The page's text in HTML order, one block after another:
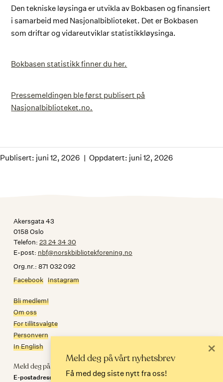
Den tekniske løysinga er utvikla av Bokbasen og finansiert
i samarbeid med Nasjonalbiblioteket. Det er Bokbasen
som driftar og vidareutviklar statistikkløysinga.
Bokbasen statistikk finner du her.
Pressemeldingen ble først publisert på
Nasjonalbiblioteket.no.
Publisert: juni 12, 2026 Oppdatert: juni 12, 2026
Akersgata 43
0158 Oslo
Telefon: 23 24 34 30
E-post: nbf@norskbibliotekforening.no
Org.nr.: 871 032 092
Facebook Instagram
Bli medlem!
Om oss
For tillitsvalgte
Personvern
In English
Meld deg på nyhetsbrev
E-postadresse
Meld deg på vårt nyhetsbrev
Få med deg siste nytt fra oss!
×